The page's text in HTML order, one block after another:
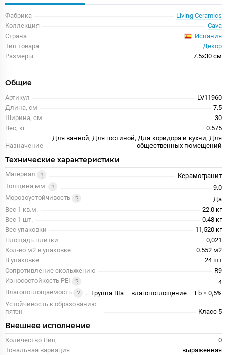
Фабрика
Living Ceramics
Коллекция
Cava
Страна
Испания
Тип товара
Декор
Размеры
7.5x30 см
Общие
Артикул
LV11960
Длина, см
7.5
Ширина, см
30
Вес, кг
0.575
Назначение
Для ванной, Для гостиной, Для коридора и кухни, Для
общественных помещений
Технические характеристики
Материал
Керамогранит
Толщина мм.
9.0
Морозоустойчивость
Да
Вес 1 кв.м.
22.0 кг
Вес 1 шт.
0.48 кг
Вес упаковки
11,520 кг
Площадь плитки
0,021
Кол-во м2 в упаковке
0.552 м2
В упаковке
24 шт
Сопротивление скольжению
R9
Износостойкость PEI
4
Влагопоглощаемость
Группа BIa – влагопоглощение – Eb ≤ 0,5%
Устойчивость к образованию
пятен
Класс 5
Внешнее исполнение
Количество Лиц
0
Тональная вариация
выраженная